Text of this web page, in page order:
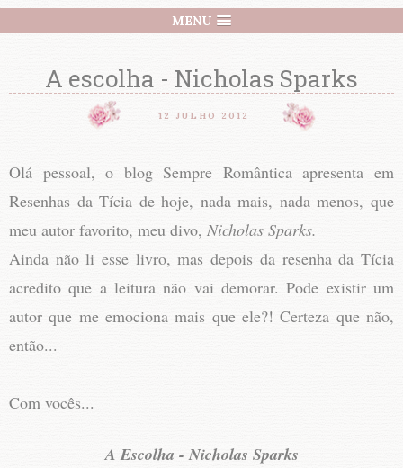
MENU
A escolha - Nicholas Sparks
12 JULHO 2012
Olá pessoal, o blog Sempre Romântica apresenta em
Resenhas da Tícia de hoje, nada mais, nada menos, que
meu autor favorito, meu divo, Nicholas Sparks.
Ainda não li esse livro, mas depois da resenha da Tícia
acredito que a leitura não vai demorar. Pode existir um
autor que me emociona mais que ele?! Certeza que não,
então...
Com vocês...
A Escolha - Nicholas Sparks